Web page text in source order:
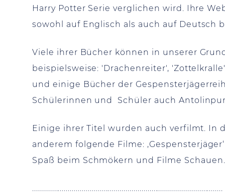
Harry Potter Serie verglichen wird. Ihre
sowohl auf Englisch als auch auf Deutsch
Viele ihrer Bücher können in unserer
beispielsweise: 'Drachenreiter',
und einige Bücher der
Schülerinnen und Schüler auch
Einige ihrer Titel wurden auch verfilmt. In
anderem folgende Filme:
Spaß beim Schmökern und Filme Schauen.
................................................................................................